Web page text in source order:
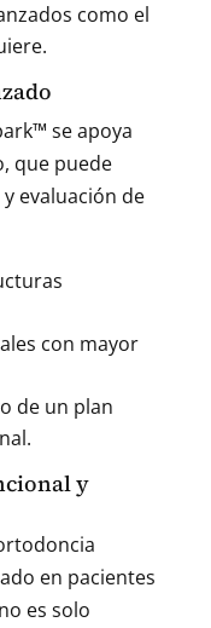
como el
se apoya
que puede
evaluación de
con mayor
de un plan
y
en pacientes
es solo